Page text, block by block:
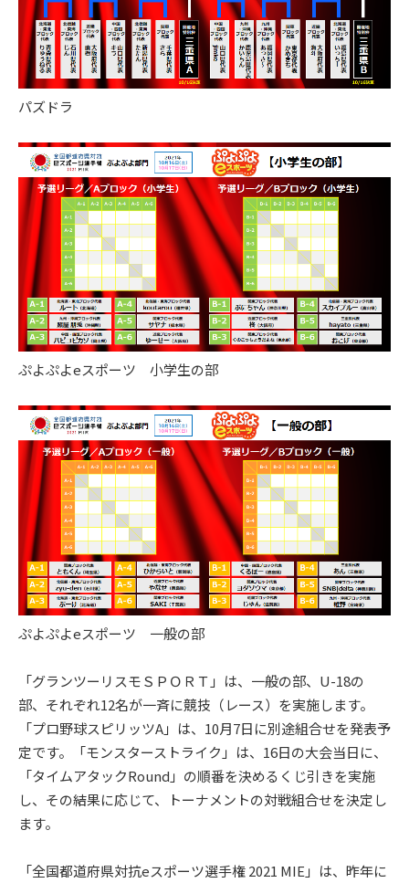
パズドラ
ぷよぷよeスポーツ 小学生の部
ぷよぷよeスポーツ 一般の部
「グランツーリスモＳＰＯＲＴ」は、一般の部、U-18の
部、それぞれ12名が一斉に競技（レース）を実施します。
「プロ野球スピリッツA」は、10月7日に別途組合せを発表予
定です。「モンスターストライク」は、16日の大会当日に、
「タイムアタックRound」の順番を決めるくじ引きを実施
し、その結果に応じて、トーナメントの対戦組合せを決定し
ます。
「全国都道府県対抗eスポーツ選手権 2021 MIE」は、昨年に